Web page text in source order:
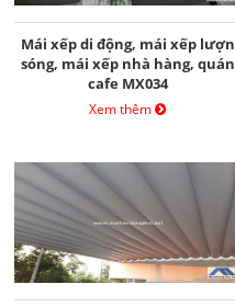
Mái xếp di động, mái xếp lượn
sóng, mái xếp nhà hàng, quán
cafe MX034
Xem thêm